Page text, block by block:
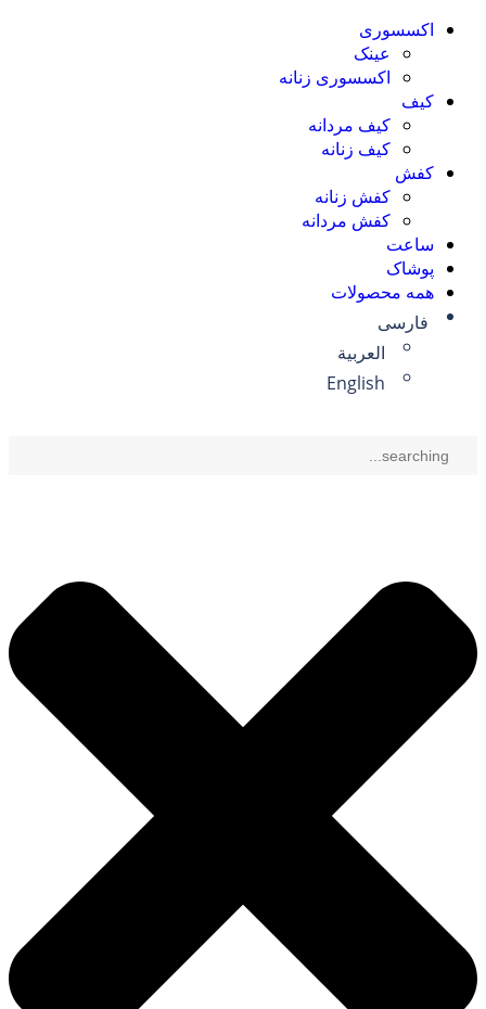
اکسسوری
عینک
اکسسوری زنانه
کیف
کیف مردانه
کیف زنانه
کفش
کفش زنانه
کفش مردانه
ساعت
پوشاک
همه محصولات
فارسی
العربية
English